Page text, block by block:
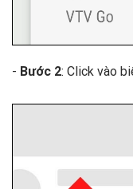
- Bước 2: Click vào